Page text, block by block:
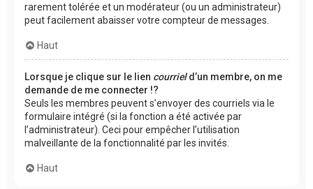
rarement tolérée et un modérateur (ou un administrateur)
peut facilement abaisser votre compteur de messages.
Haut
Lorsque je clique sur le lien courrield’un membre, on me
demande de me connecter !?
Seuls les membres peuvent s’envoyer des courriels via le
formulaire intégré (si la fonction a été activée par
l’administrateur). Ceci pour empêcher l’utilisation
malveillante de la fonctionnalité par les invités.
Haut